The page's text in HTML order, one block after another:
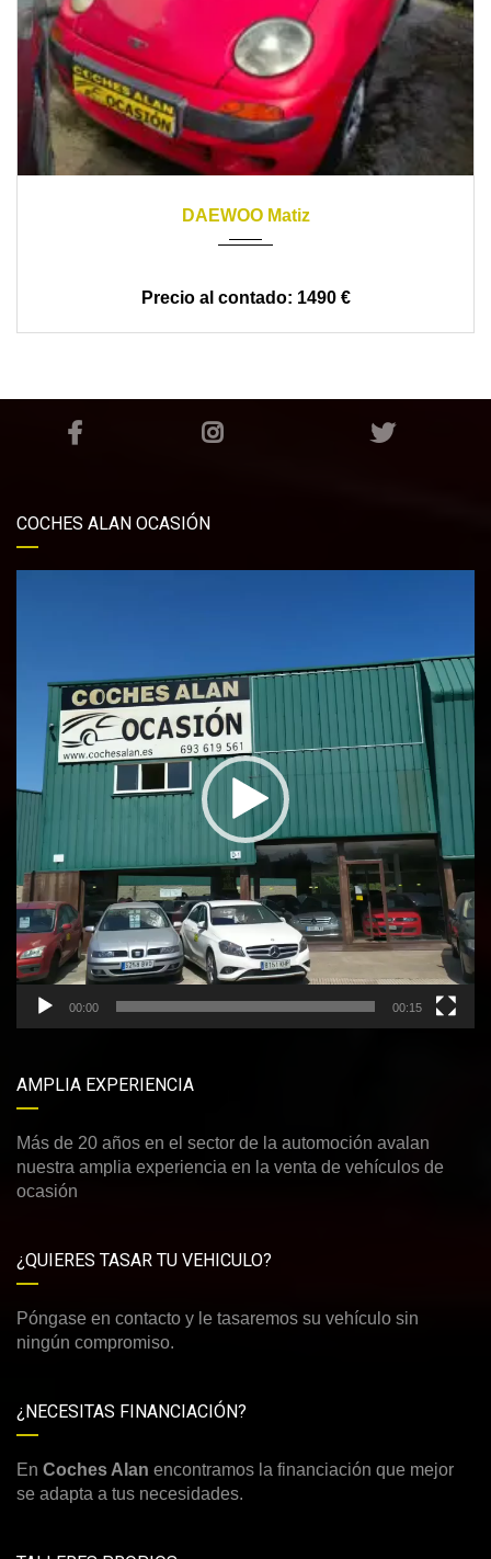
DAEWOO Matiz
1490 €
COCHES ALAN OCASIÓN
00:00 00:15
AMPLIA EXPERIENCIA
Más de 20 años en el sector de la automoción avalan
nuestra amplia experiencia en la venta de vehículos de
ocasión
¿QUIERES TASAR TU VEHICULO?
Póngase en contacto y le tasaremos su vehículo sin
ningún compromiso.
¿NECESITAS FINANCIACIÓN?
En Coches Alan encontramos la financiación que mejor
se adapta a tus necesidades.